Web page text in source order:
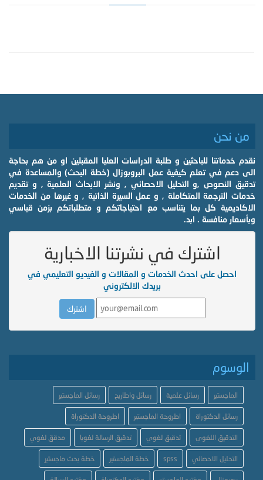
من نحن
نقدم خدماتنا للباحثين و طلبة الدراسات العليا المقبلين او من هم بحاجة
الى دعم في تعلم كيفية عمل البروبوزال (خطة البحث) والمساعدة في
تدقيق النصوص ,و التحليل الاحصائي , ونشر الابحاث العلمية , و تقديم
خدمات الترجمة المتكاملة , و عمل السيرة الذاتية , و غيرها من الخدمات
الاكاديمية كل بما يتناسب مع احتياجاتكم و متطلباتكم بزمن قياسي
وبأسعار منافسة . ابد.
اشترك في نشرتنا الاخبارية
احصل على احدث الخدمات و المقالات و الفيديو التعليمي في
بريدك الالكتروني
الوسوم
الماجستير رسائل علمية رسائل واطاريح رسائل الماجستير
رسائل الدكتوراة اطروحة الماجستير اطروحة الدكتوراة
التدقيق اللغوي تدقيق لغوي تدقيق الرسالة لغويا مدقق لغوي
التحليل الاحصائي spss خطة الماجستير خطة بحث ماجستير